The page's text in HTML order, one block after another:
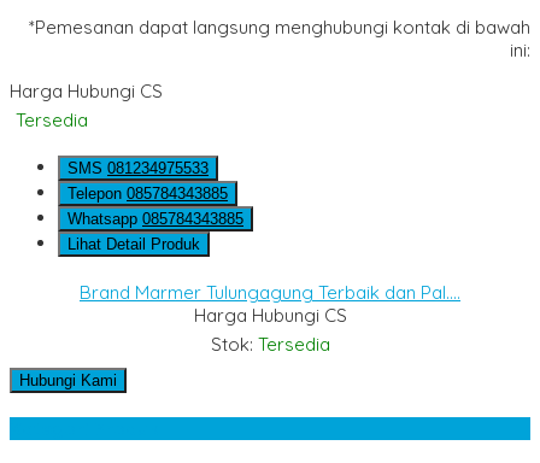
*Pemesanan dapat langsung menghubungi kontak di bawah
ini:
Harga Hubungi CS
Tersedia
SMS 081234975533
Telepon 085784343885
Whatsapp 085784343885
Lihat Detail Produk
Brand Marmer Tulungagung Terbaik dan Pal....
Harga Hubungi CS
Stok: Tersedia
Hubungi Kami